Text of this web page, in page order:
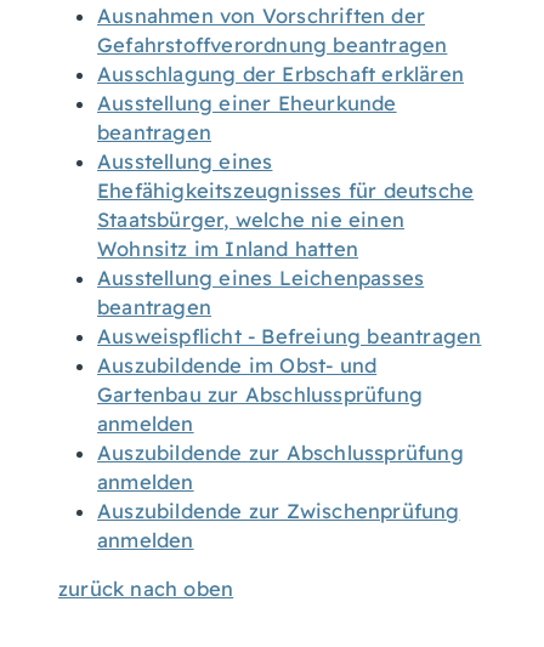
Ausnahmen von Vorschriften der
Gefahrstoffverordnung beantragen
Ausschlagung der Erbschaft erklären
Ausstellung einer Eheurkunde
beantragen
Ausstellung eines
Ehefähigkeitszeugnisses für deutsche
Staatsbürger, welche nie einen
Wohnsitz im Inland hatten
Ausstellung eines Leichenpasses
beantragen
Ausweispflicht - Befreiung beantragen
Auszubildende im Obst- und
Gartenbau zur Abschlussprüfung
anmelden
Auszubildende zur Abschlussprüfung
anmelden
Auszubildende zur Zwischenprüfung
anmelden
zurück nach oben